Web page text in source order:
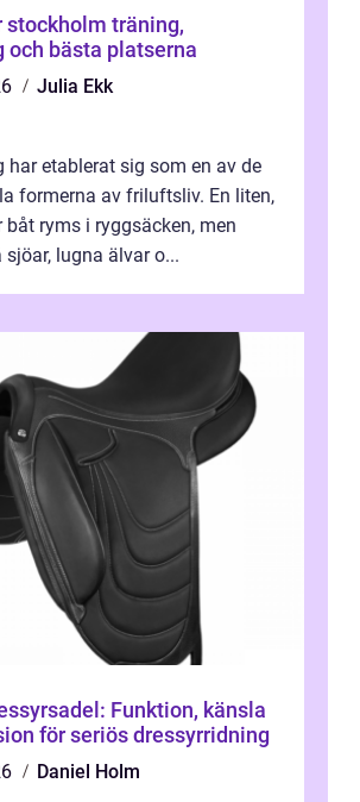
träning,
och bästa platserna
Julia Ekk
har etablerat sig som en av de
formerna av friluftsliv. En liten,
båt ryms i ryggsäcken, men
sjöar, lugna älvar o...
Funktion, känsla
för seriös dressyrridning
Daniel Holm